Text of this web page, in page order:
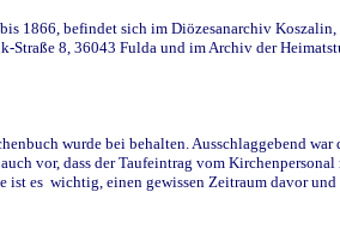
1866, befindet sich im Diözesanarchiv
Straße 8, 36043 Fulda und im Archiv der
wurde bei behalten. Ausschlaggebend
vor, dass der Taufeintrag vom
ist es wichtig, einen gewissen Zeitraum davor